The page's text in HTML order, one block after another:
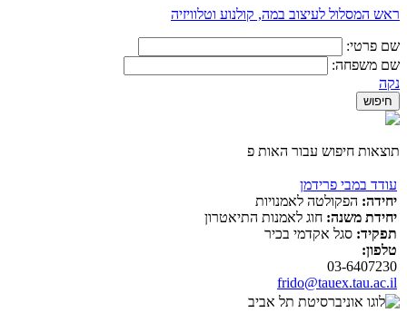
ראש המסלול לעיצוב במה, קולנוע וטלוויזיה
שם פרטי:
שם משפחה:
נקה
תוצאות חיפוש עבור האות פ
עודד במבי פרידמן
יחידה: הפקולטה לאמנויות
יחידת משנה: חוג לאמנות התיאטרון
תפקיד: סגל אקדמי בכיר
טלפון:
03-6407230
frido@tauex.tau.ac.il